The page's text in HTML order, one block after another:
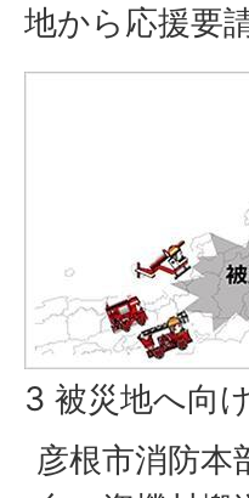
地から応援要
3 被災地へ向
彦根市消防本